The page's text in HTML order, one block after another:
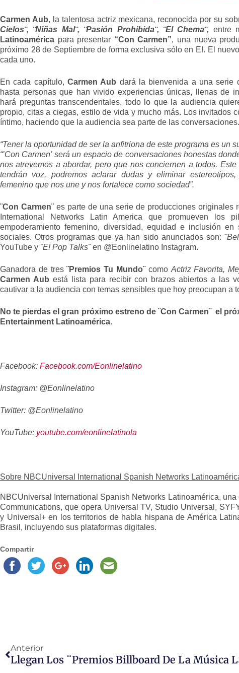
Carmen Aub, la talentosa actriz mexicana, reconocida por su
Cielos¨, ¨Niñas Mal¨, ¨Pasión Prohibida¨, ¨El Chema¨, entre
Latinoamérica para presentar “Con Carmen”, una nueva
próximo 28 de Septiembre de forma exclusiva sólo en E!. El
cada uno.
En cada capítulo,Carmen Aub dará la bienvenida a una serie
hasta personas que han vivido experiencias únicas, llenas de
hará preguntas transcendentales, todo lo que la audiencia
propio, citas a ciegas, estilo de vida y mucho más. Los invitados
íntimo, haciendo que la audiencia sea parte de las conversaciones.
“Tener la oportunidad de ser la anfitriona de este programa es un
“’Con Carmen’ será un espacio de conversaciones honestas
nos atrevemos a abordar, pero que nos conciernen a todos.
tendrán voz, podremos aclarar dudas y eliminar
femenino que nos une y nos fortalece como sociedad”.
¨Con Carmen¨es parte de una serie de producciones originales
International Networks Latin America que promueven los
empoderamiento femenino, diversidad, equidad e inclusión
sociales. Otros programas que ya han sido anunciados son:
YouTube y ¨E! Pop Talks¨en @Eonlinelatino Instagram.
Ganadora de tres¨Premios Tu Mundo¨como Actriz Favorita,
Carmen Aub está lista para recibir con brazos abiertos a las
cautivar a la audiencia con temas sensibles que hoy preocupan a
No te pierdas el gran próximo estreno de ¨Con Carmen¨ el
Entertainment Latinoamérica.
Facebook: Facebook.com/Eonlinelatino
Instagram: @Eonlinelatino
Twitter: @Eonlinelatino
YouTube: youtube.com/eonlinelatinola
Sobre NBCUniversal International Spanish Networks
NBCUniversal International Spanish Networks Latinoamérica,
Communications, que opera Universal TV, Studio Universal,
y Universal+ en los territorios de habla hispana de América
Brasil, incluyendo sus plataformas digitales.
Compartir
Anterior
Llegan Los ¨Premios Billboard De La Música